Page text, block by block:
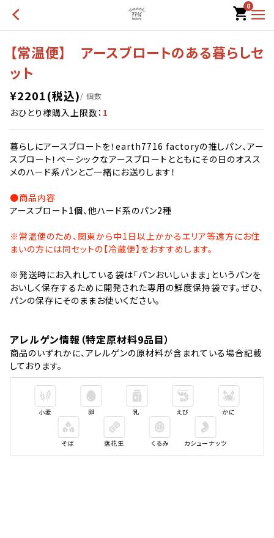
0
【常温便】 アースブロートのある暮らしセ
ット
¥2201(税込)/ 個数
おひとり様購入上限数： 1
暮らしにアースブロートを！earth7716 factoryの推しパン、アー
スブロート！ベーシックなアースブロートとともにその日のオスス
メのハード系パンとご一緒にお送りします！
●商品内容
アースブロート1個、他ハード系のパン2種
※常温便のため、関東から中1日以上かかるエリア等遠方にお住
まいの方には同セットの【冷蔵便】をおすすめします。
※発送時にお入れしている袋は「パンおいしいまま」というパンを
おいしく保存するために開発された専用の鮮度保持袋です。ぜひ、
パンの保存にそのままお使いください。
アレルゲン情報（特定原材料9品目）
商品のいずれかに、アレルゲンの原材料が含まれている場合記載
しております。
小麦 卵 乳 えび かに
そば 落花生 くるみ カシューナッツ